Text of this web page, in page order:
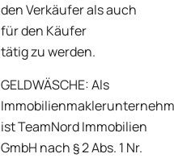
den Verkäufer als auch
für den Käufer
tätig zu werden.
GELDWÄSCHE: Als
ist TeamNord Immobilien
GmbH nach § 2 Abs. 1 Nr.